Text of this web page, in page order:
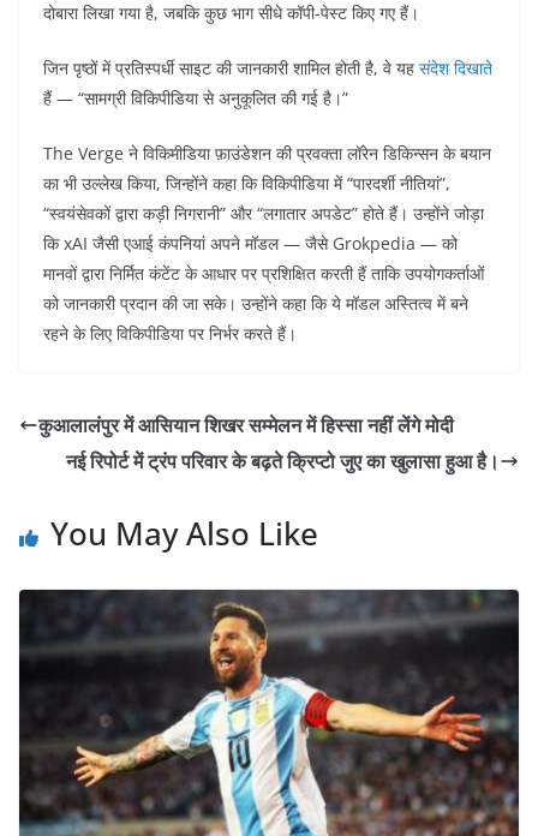
दोबारा लिखा गया है, जबकि कुछ भाग सीधे कॉपी-पेस्ट किए गए हैं।
जिन पृष्ठों में प्रतिस्पर्धी साइट की जानकारी शामिल होती है, वे यह संदेश दिखाते
हैं — “सामग्री विकिपीडिया से अनुकूलित की गई है।”
The Verge ने विकिमीडिया फ़ाउंडेशन की प्रवक्ता लॉरेन डिकिन्सन के बयान
का भी उल्लेख किया, जिन्होंने कहा कि विकिपीडिया में “पारदर्शी नीतियां”,
“स्वयंसेवकों द्वारा कड़ी निगरानी” और “लगातार अपडेट” होते हैं। उन्होंने जोड़ा
कि xAI जैसी एआई कंपनियां अपने मॉडल — जैसे Grokpedia — को
मानवों द्वारा निर्मित कंटेंट के आधार पर प्रशिक्षित करती हैं ताकि उपयोगकर्ताओं
को जानकारी प्रदान की जा सके। उन्होंने कहा कि ये मॉडल अस्तित्व में बने
रहने के लिए विकिपीडिया पर निर्भर करते हैं।
कुआलालंपुर में आसियान शिखर सम्मेलन में हिस्सा नहीं लेंगे मोदी
नई रिपोर्ट में ट्रंप परिवार के बढ़ते क्रिप्टो जुए का खुलासा हुआ है।
You May Also Like